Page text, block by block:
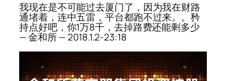
我现在是不可能过去厦门了，因为我在财路
通堵着，连中五雷，平台都跑不过来。。矜
持点好吧，你1万8千，去掉路费还能剩多少
— 金和所 — 2018.1.2-23:18